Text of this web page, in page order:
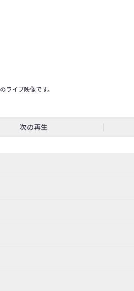
ライブ映像です。
次の再生